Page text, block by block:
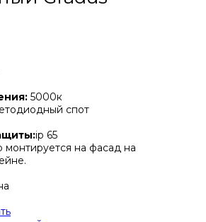
5000к
спот
ip 65
на фасад на